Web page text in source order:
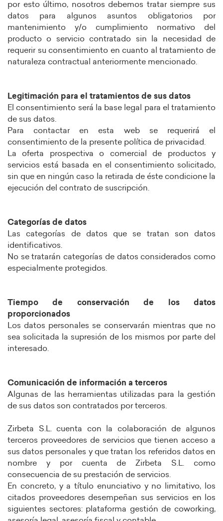
por esto último, nosotros debemos tratar siempre sus
datos para algunos asuntos obligatorios por
mantenimiento y/o cumplimiento normativo del
producto o servicio contratado sin la necesidad de
requerir su consentimiento en cuanto al tratamiento de
naturaleza contractual anteriormente mencionado.
Legitimación para el tratamientos de sus datos
El consentimiento será la base legal para el tratamiento
de sus datos.
Para contactar en esta web se requerirá el
consentimiento de la presente política de privacidad.
La oferta prospectiva o comercial de productos y
servicios está basada en el consentimiento solicitado,
sin que en ningún caso la retirada de éste condicione la
ejecución del contrato de suscripción.
Categorías de datos
Las categorías de datos que se tratan son datos
identificativos.
No se tratarán categorías de datos considerados como
especialmente protegidos.
Tiempo de conservación de los datos
proporcionados
Los datos personales se conservarán mientras que no
sea solicitada la supresión de los mismos por parte del
interesado.
Comunicación de información a terceros
Algunas de las herramientas utilizadas para la gestión
de sus datos son contratados por terceros.
Zirbeta S.L. cuenta con la colaboración de algunos
terceros proveedores de servicios que tienen acceso a
sus datos personales y que tratan los referidos datos en
nombre y por cuenta de Zirbeta S.L. como
consecuencia de su prestación de servicios.
En concreto, y a título enunciativo y no limitativo, los
citados proveedores desempeñan sus servicios en los
siguientes sectores: plataforma gestión de coworking,